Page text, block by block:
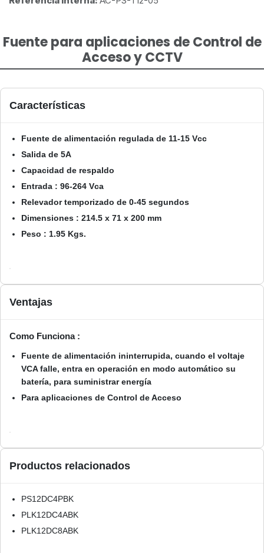
Fuente para aplicaciones de Control de
Acceso y CCTV
Características
Fuente de alimentación regulada de 11-15 Vcc
Salida de 5A
Capacidad de respaldo
Entrada : 96-264 Vca
Relevador temporizado de 0-45 segundos
Dimensiones : 214.5 x 71 x 200 mm
Peso : 1.95 Kgs.
Ventajas
Como Funciona :
Fuente de alimentación ininterrupida, cuando el voltaje
VCA falle, entra en operación en modo automático su
batería, para suministrar energía
Para aplicaciones de Control de Acceso
Productos relacionados
PS12DC4PBK
PLK12DC4ABK
PLK12DC8ABK